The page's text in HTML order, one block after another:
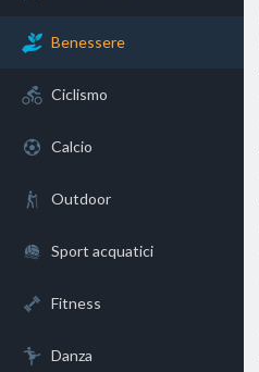
Benessere
Ciclismo
Calcio
Outdoor
Sport acquatici
Fitness
Danza